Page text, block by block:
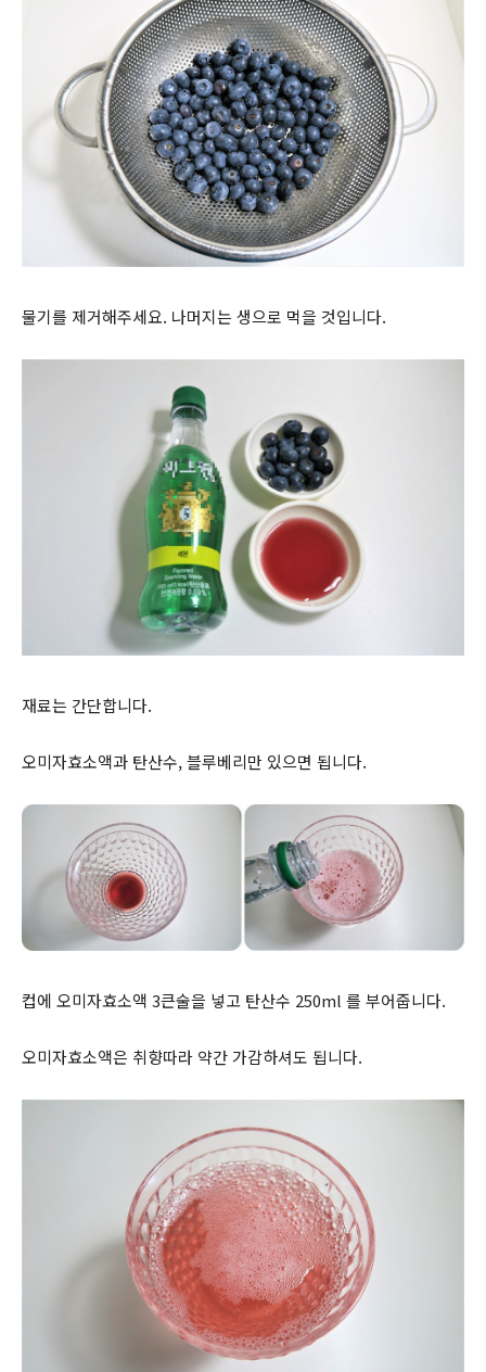
물기를 제거해주세요. 나머지는 생으로 먹을 것입니다.
재료는 간단합니다.
오미자효소액과 탄산수, 블루베리만 있으면 됩니다.
컵에 오미자효소액 3큰술을 넣고 탄산수 250ml 를 부어줍니다.
오미자효소액은 취향따라 약간 가감하셔도 됩니다.